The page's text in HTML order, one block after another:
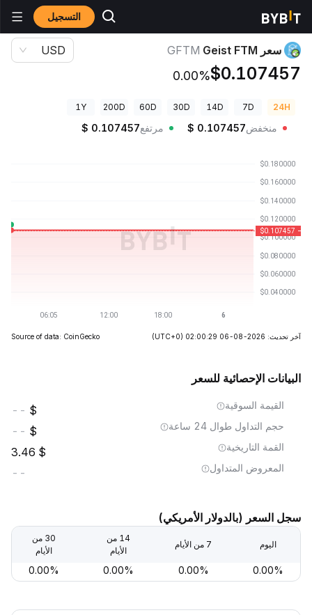
التسجيل أسعار العملات الرقمية
سعر Geist FTM GFTM
$0.107457
0.00%
USD
24H
7D
14D
30D
60D
200D
1Y
منخفض $ 0.107457 مرتفع $ 0.107457
آخر تحديث: 2026-08-06 02:00:29 (UTC+0)
Source of data: CoinGecko
البيانات الإحصائية للسعر
القيمة السوقية --
حجم التداول طوال 24 ساعة --
القمة التاريخية 3.46
المعروض المتداول --
سجل السعر (بالدولار الأمريكي)
اليوم 7 من الأيام
14 من
الأيام
30 من
الأيام
0.00%
0.00%
0.00%
0.00%